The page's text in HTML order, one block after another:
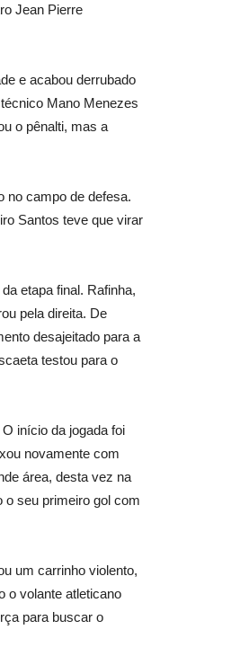
Jean Pierre
e acabou derrubado
Mano Menezes
o pênalti, mas a
no campo de defesa.
Santos teve que virar
etapa final. Rafinha,
pela direita. De
desajeitado para a
testou para o
início da jogada foi
novamente com
área, desta vez na
o seu primeiro gol com
um carrinho violento,
o volante atleticano
para buscar o